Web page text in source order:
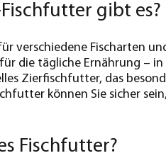
gibt es?
verschiedene Fischarten
für die tägliche Ernährung –
Zierfischfutter, das
können Sie sicher
Fischfutter?